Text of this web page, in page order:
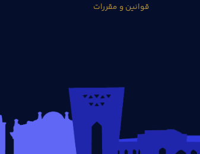
قوانین و مقررات